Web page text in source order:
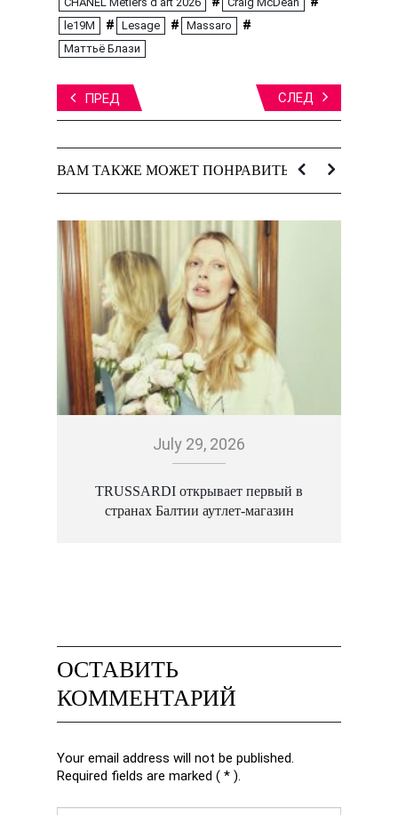
le19M # Lesage # Massaro #
Маттьё Блази
ПРЕД СЛЕД
ВАМ ТАКЖЕ МОЖЕТ ПОНРАВИТЬСЯ:
July 29, 2026
TRUSSARDI открывает первый в
странах Балтии аутлет-магазин
ОСТАВИТЬ
КОММЕНТАРИЙ
Your email address will not be published.
Required fields are marked ( * ).